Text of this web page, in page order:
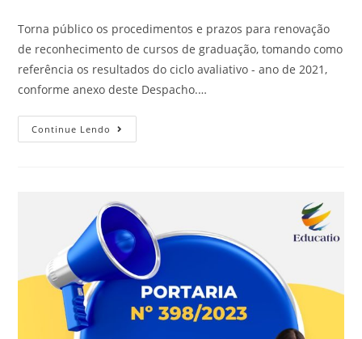
Torna público os procedimentos e prazos para renovação
de reconhecimento de cursos de graduação, tomando como
referência os resultados do ciclo avaliativo - ano de 2021,
conforme anexo deste Despacho.…
Continue Lendo